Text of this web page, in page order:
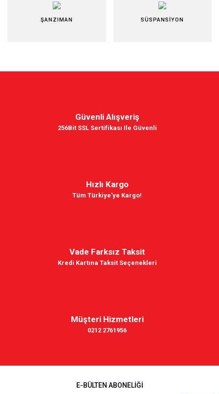
ŞANZIMAN SÜSPANSİYON
Güvenli Alışveriş
256Bit SSL Sertifikası Ile Güvenli
Hızlı Kargo
Tüm Türkiye'ye Kargo!
Vade Farksız Taksit
Kredi Kartına Taksit Seçenekleri
Müşteri Hizmetleri
0212 2761956
E-BÜLTEN ABONELİĞİ